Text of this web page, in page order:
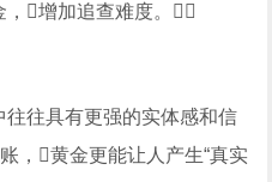
，增加追查难度。
往具有更强的实体感和信
，黄金更能让人产生“真实